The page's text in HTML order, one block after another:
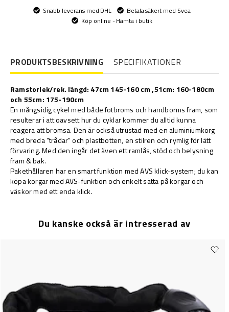
Snabb leverans med DHL
Betala säkert med Svea
Köp online - Hämta i butik
PRODUKTSBESKRIVNING SPECIFIKATIONER
Ramstorlek/rek. längd: 47cm 145-160 cm ,51cm: 160-180cm
och 55cm: 175-190cm
En mångsidig cykel med både fotbroms och handborms fram, som
resulterar i att oavsett hur du cyklar kommer du alltid kunna
reagera att bromsa. Den är också utrustad med en aluminiumkorg
med breda "trådar" och plastbotten, en stilren och rymlig för lätt
förvaring. Med den ingår det även ett ramlås, stöd och belysning
fram & bak.
Pakethållaren har en smart funktion med AVS klick-system; du kan
köpa korgar med AVS-funktion och enkelt sätta på korgar och
väskor med ett enda klick.
Du kanske också är intresserad av